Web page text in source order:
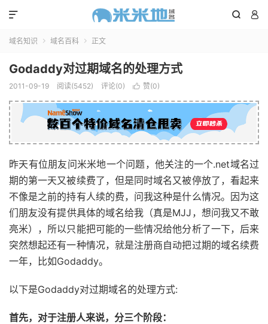
 

域名知识  域名百科  正文
Godaddy对过期域名的处理方式
2011-09-19 阅读(5452) 评论(0)  赞(0)
昨天有位朋友问米米地一个问题，他关注的一个.net域名过
期的第一天又被续费了，但是同时域名又被停放了，看起来
不像是之前的持有人续的费，问我这种是什么情况。因为这
们朋友没有提供具体的域名给我（真是MJJ，想问我又不敢
亮米），所以只能把可能的一些情况给他分析了一下，后来
突然想起还有一种情况，就是注册商自动把过期的域名续费
一年，比如Godaddy。
以下是Godaddy对过期域名的处理方式:
首先，对于注册人来说，分三个阶段：